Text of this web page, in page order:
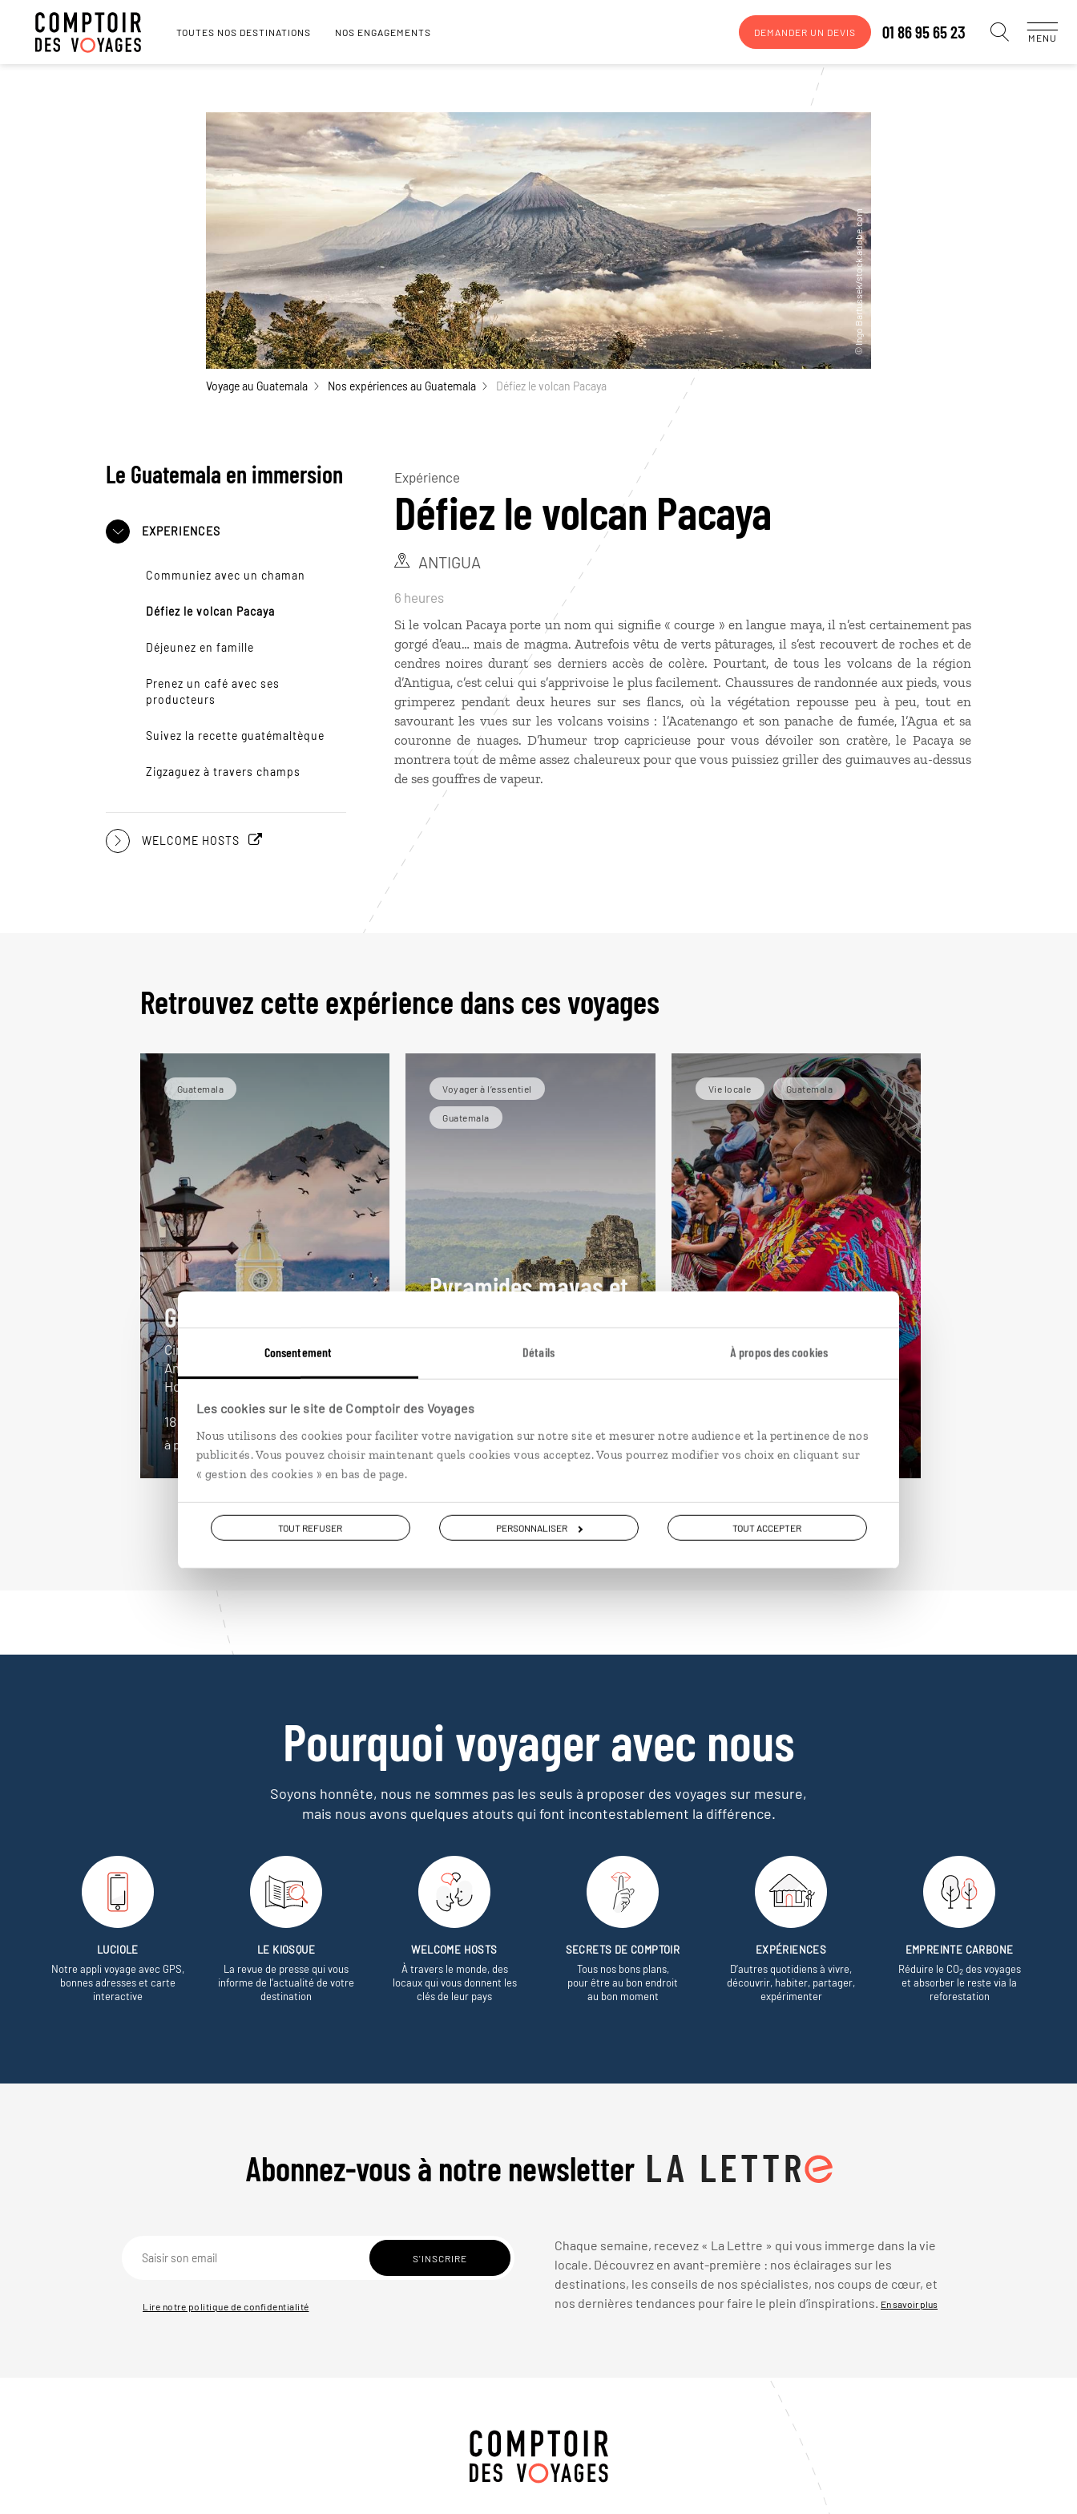
Consentement Détails À propos des cookies
Les cookies sur le site de Comptoir des Voyages
Nous utilisons des cookies pour faciliter votre navigation sur notre site et mesurer notre audience et la pertinence de nos
publicités. Vous pouvez choisir maintenant quels cookies vous acceptez. Vous pourrez modifier vos choix en cliquant sur
« gestion des cookies » en bas de page.
TOUT REFUSER PERSONNALISER TOUT ACCEPTER
TOUTES NOS DESTINATIONS NOS ENGAGEMENTS DEMANDER UN DEVIS 01 86 95 65 23 MENU
Voyage au Guatemala Nos expériences au Guatemala Défiez le volcan Pacaya
Le Guatemala en immersion
EXPERIENCES
Communiez avec un chaman
Défiez le volcan Pacaya
Déjeunez en famille
Prenez un café avec ses
producteurs
Suivez la recette guatémaltèque
Zigzaguez à travers champs
WELCOME HOSTS
Expérience
Défiez le volcan Pacaya
ANTIGUA
6 heures
Si le volcan Pacaya porte un nom qui signifie « courge » en langue maya, il n’est certainement pas
gorgé d’eau… mais de magma. Autrefois vêtu de verts pâturages, il s’est recouvert de roches et de
cendres noires durant ses derniers accès de colère. Pourtant, de tous les volcans de la région
d’Antigua, c’est celui qui s’apprivoise le plus facilement. Chaussures de randonnée aux pieds, vous
grimperez pendant deux heures sur ses flancs, où la végétation repousse peu à peu, tout en
savourant les vues sur les volcans voisins : l’Acatenango et son panache de fumée, l’Agua et sa
couronne de nuages. D’humeur trop capricieuse pour vous dévoiler son cratère, le Pacaya se
montrera tout de même assez chaleureux pour que vous puissiez griller des guimauves au-dessus
de ses gouffres de vapeur.
Retrouvez cette expérience dans ces voyages
Guatemala
Guatemala intégral
Circuit de Guatelama City à
Antigua en passant par Copán, au
Honduras.
18 jours / 16 nuits
à partir de 4100€
Voyager à l’essentiel
Guatemala
Pyramides mayas et
Circuit des essentiels
10 jours / 8 nuits
à partir de 3000€
Vie locale Guatemala
guatémaltèques
à partir de 3400€
Pourquoi voyager avec nous
Soyons honnête, nous ne sommes pas les seuls à proposer des voyages sur mesure,
mais nous avons quelques atouts qui font incontestablement la différence.
LUCIOLE
Notre appli voyage avec GPS,
bonnes adresses et carte
interactive
LE KIOSQUE
La revue de presse qui vous
informe de l’actualité de votre
destination
WELCOME HOSTS
À travers le monde, des
locaux qui vous donnent les
clés de leur pays
SECRETS DE COMPTOIR
Tous nos bons plans,
pour être au bon endroit
au bon moment
EXPÉRIENCES
D’autres quotidiens à vivre,
découvrir, habiter, partager,
expérimenter
EMPREINTE CARBONE
Réduire le CO2des voyages
et absorber le reste via la
reforestation
Abonnez-vous à notre newsletter
Lire notre politique de confidentialité
Chaque semaine, recevez « La Lettre » qui vous immerge dans la vie
locale. Découvrez en avant-première : nos éclairages sur les
destinations, les conseils de nos spécialistes, nos coups de cœur, et
nos dernières tendances pour faire le plein d’inspirations. En savoir plus